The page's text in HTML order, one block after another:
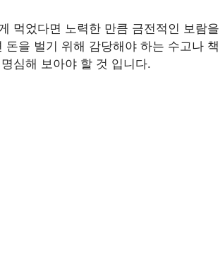
먹었다면 노력한 만큼 금전적인 보람
돈을 벌기 위해 감당해야 하는 수고나
심해 보아야 할 것 입니다.